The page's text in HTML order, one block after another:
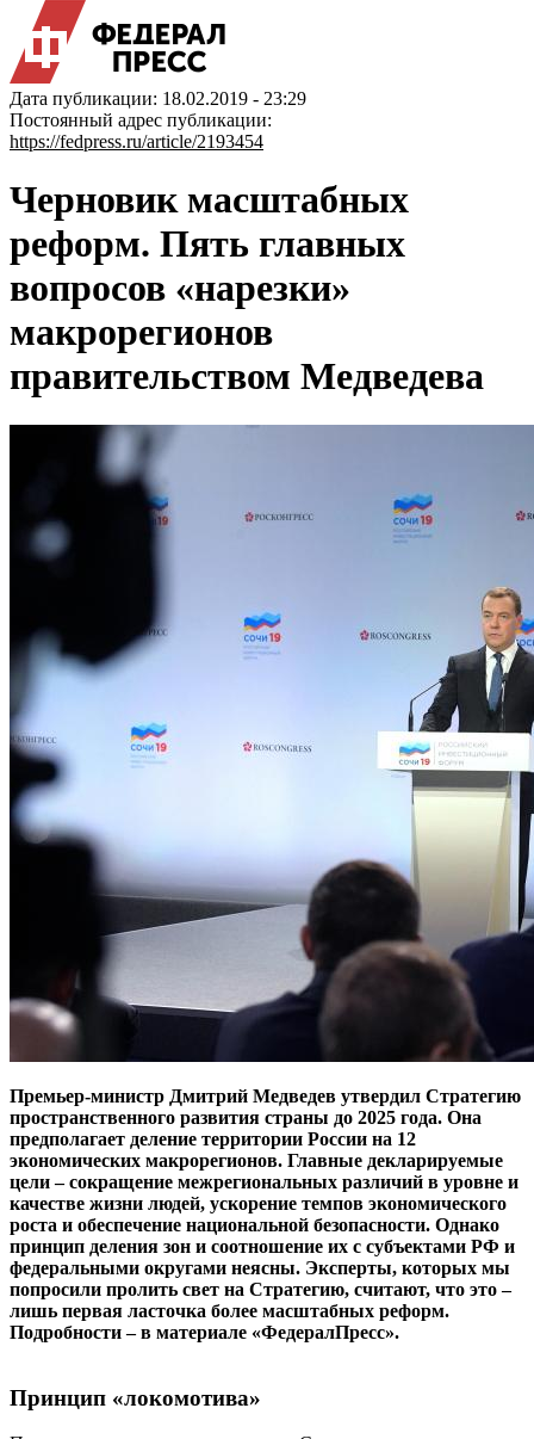
Дата публикации: 18.02.2019 - 23:29
Постоянный адрес публикации:
https://fedpress.ru/article/2193454
Черновик масштабных
реформ. Пять главных
вопросов «нарезки»
макрорегионов
правительством Медведева
Премьер-министр Дмитрий Медведев утвердил Стратегию
пространственного развития страны до 2025 года. Она
предполагает деление территории России на 12
экономических макрорегионов. Главные декларируемые
цели – сокращение межрегиональных различий в уровне и
качестве жизни людей, ускорение темпов экономического
роста и обеспечение национальной безопасности. Однако
принцип деления зон и соотношение их с субъектами РФ и
федеральными округами неясны. Эксперты, которых мы
попросили пролить свет на Стратегию, считают, что это –
лишь первая ласточка более масштабных реформ.
Подробности – в материале «ФедералПресс».
Принцип «локомотива»